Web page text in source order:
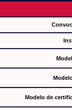
Modelo de